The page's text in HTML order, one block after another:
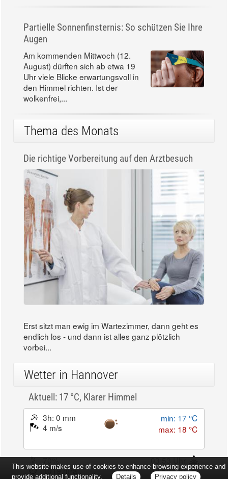
Partielle Sonnenfinsternis: So schützen Sie Ihre
Augen
Am kommenden Mittwoch (12.
August) dürften sich ab etwa 19
Uhr viele Blicke erwartungsvoll in
den Himmel richten. Ist der
wolkenfrei,...
Thema des Monats
Die richtige Vorbereitung auf den Arztbesuch
Erst sitzt man ewig im Wartezimmer, dann geht es
endlich los - und dann ist alles ganz plötzlich
vorbei...
Wetter in Hannover
Aktuell: 17 °C, Klarer Himmel
3h: 0 mm
4 m/s
min: 17 °C
max: 18 °C
70%
03:53 Uhr
1019 hPa
18:59 Uhr
This website makes use of cookies to enhance browsing experience and
provide additional functionality.
Details
Privacy policy